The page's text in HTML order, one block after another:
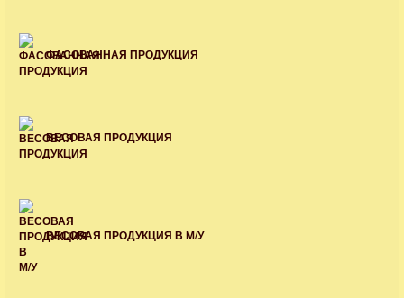
ФАСОВАННАЯ ПРОДУКЦИЯ
ВЕСОВАЯ ПРОДУКЦИЯ
ВЕСОВАЯ ПРОДУКЦИЯ В М/У